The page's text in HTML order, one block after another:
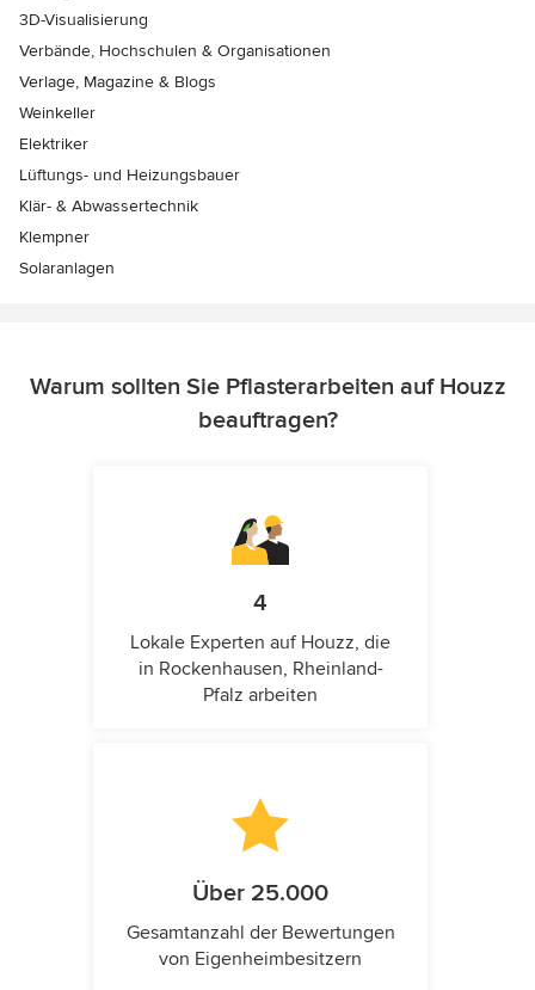
3D-Visualisierung
Verbände, Hochschulen & Organisationen
Verlage, Magazine & Blogs
Weinkeller
Elektriker
Lüftungs- und Heizungsbauer
Klär- & Abwassertechnik
Klempner
Solaranlagen
Warum sollten Sie Pflasterarbeiten auf Houzz
beauftragen?
4
Lokale Experten auf Houzz, die
in Rockenhausen, Rheinland-
Pfalz arbeiten
Über 25.000
Gesamtanzahl der Bewertungen
von Eigenheimbesitzern